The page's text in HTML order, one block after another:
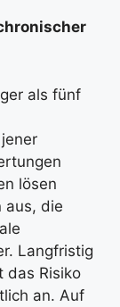
als fünf
lösen
aus, die
Langfristig
das Risiko
an. Auf